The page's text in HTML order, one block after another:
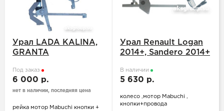
Урал LADA KALINA,
GRANTA
Под заказ
6 000 р.
нет в наличии, последняя цена
рейка мотор Mabuchi кнопки +
Урал Renault Logan
2014+, Sandero 2014+
В наличии
5 630 р.
колесо ,мотор Mabuchi ,
кнопки+провода